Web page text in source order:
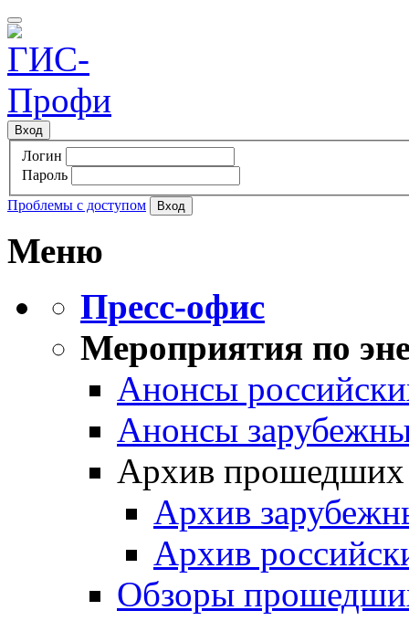
Вход
Логин
Пароль
Проблемы с доступом
Меню
Пресс-офис
Мероприятия по
Анонсы
Анонсы
Архив прошедших
Архив
Архив
Обзоры